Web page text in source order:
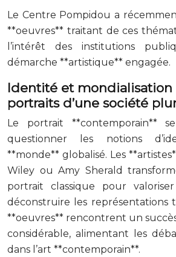
Le Centre Pompidou a
**oeuvres** traitant de ces
l’intérêt des institutions
démarche **artistique** engagée.
Identité et mondialisation
portraits d’une société
Le portrait **contemporain**
questionner les notions
**monde** globalisé. Les
Wiley ou Amy Sherald
portrait classique pour
déconstruire les représentations
**oeuvres** rencontrent un
considérable, alimentant les
dans l’art **contemporain**.